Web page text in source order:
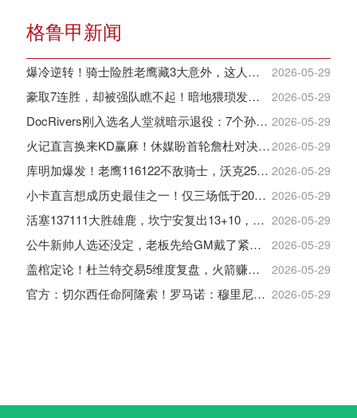
格鲁甲新闻
爆冷逆转！骑士险胜老鹰藏3大意外，这人彻底沦为季后赛鸡肋 2026-05-29
豪取7连胜，却被强队瞧不起！暗地猥琐发育，雷霆卫冕的劲敌来了 2026-05-29
DocRivers刚入选名人堂就暗示退役：7个孙辈等不起了 2026-05-29
火记直言换来KD赢麻！休媒盼首轮詹杜对决：湖人内部生嫌隙利火箭2026-05-29
库明加爆发！老鹰116122不敌骑士，沃克25+4+2+2，约翰逊12+11+6 2026-05-29
小卡直言想成历史最佳之一！仅三场低于20+入巅峰保底最佳三阵 2026-05-29
活塞137111大胜雄鹿，坎宁安复出13+10，杜伦21分9板 2026-05-29
公牛新帅人选还没定，老板先给GM戴了紧箍咒 2026-05-29
盖棺定论！杜兰特交易5维度复盘，火箭赚大了，太阳只赢在未来 2026-05-29
官方：切尔西任命阿隆索！罗马诺：穆里尼奥对重返皇马感到激动！ 2026-05-29